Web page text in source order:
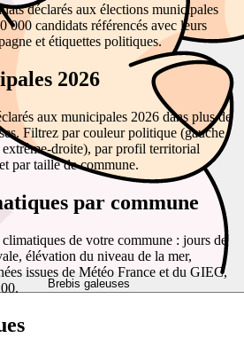
Brebis galeuses
déclarés aux élections municipales
000 candidats référencés avec leurs
et étiquettes politiques.
2026
aux municipales 2026 dans plus de
Filtrez par couleur politique (gauche,
droite), par profil territorial
par taille de commune.
par commune
de votre commune : jours de
élévation du niveau de la mer,
issues de Météo France et du GIEC,